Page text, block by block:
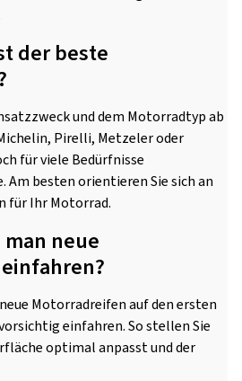
der beste
und dem Motorradtyp ab
Pirelli, Metzeler oder
für viele Bedürfnisse
Am besten orientieren Sie sich an
für Ihr Motorrad.
neue
Motorradreifen auf den ersten
einfahren. So stellen Sie
optimal anpasst und der